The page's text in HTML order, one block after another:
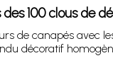
100 clous de
de canapés avec
décoratif